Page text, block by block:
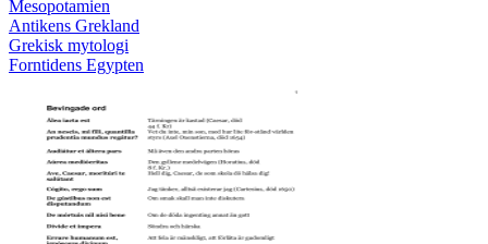
Mesopotamien
Antikens Grekland
Grekisk mytologi
Forntidens Egypten